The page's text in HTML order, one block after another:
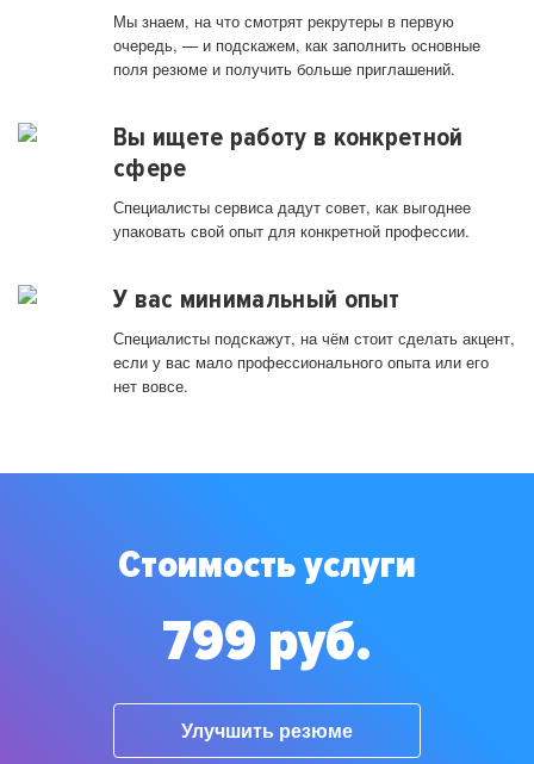
Мы знаем, на что смотрят рекрутеры в первую
очередь, — и подскажем, как заполнить основные
поля резюме и получить больше приглашений.
Вы ищете работу в конкретной
сфере
Специалисты сервиса дадут совет, как выгоднее
упаковать свой опыт для конкретной профессии.
У вас минимальный опыт
Специалисты подскажут, на чём стоит сделать акцент,
если у вас мало профессионального опыта или его
нет вовсе.
Стоимость услуги
799 руб.
Улучшить резюме